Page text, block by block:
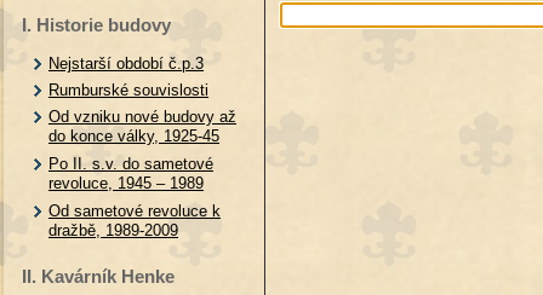
I. Historie budovy
Nejstarší období č.p.3
Rumburské souvislosti
Od vzniku nové budovy až
do konce války, 1925-45
Po II. s.v. do sametové
revoluce, 1945 – 1989
Od sametové revoluce k
dražbě, 1989-2009
II. Kavárník Henke